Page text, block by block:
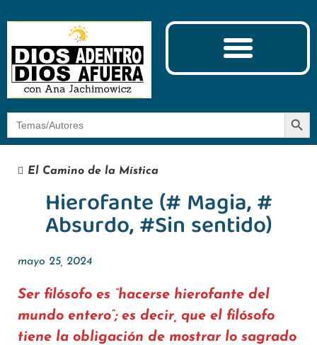
Botón
El Camino de la Mística
Hierofante (# Magia, #
Absurdo, #Sin sentido)
mayo 25, 2024
Ser filósofo es “hacerse hierofante del
mundo entero”; es decir, que el filósofo
tiene la obligación de mostrar lo sagrado